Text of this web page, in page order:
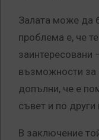
Залата може да
проблема е, че
заинтересовани
възможности за
допълни, че е
съвет и по други
В заключение